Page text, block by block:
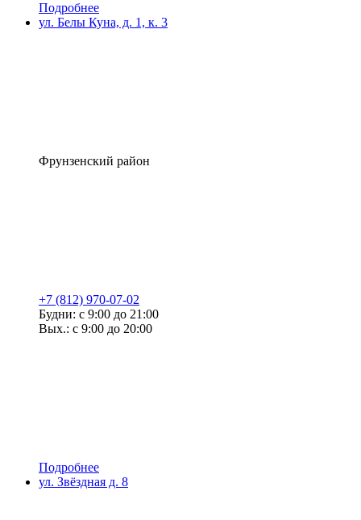
Подробнее
ул. Белы Куна, д. 1, к. 3
Фрунзенский район
+7 (812) 970-07-02
Будни: с 9:00 до 21:00
Вых.: с 9:00 до 20:00
Подробнее
ул. Звёздная д. 8